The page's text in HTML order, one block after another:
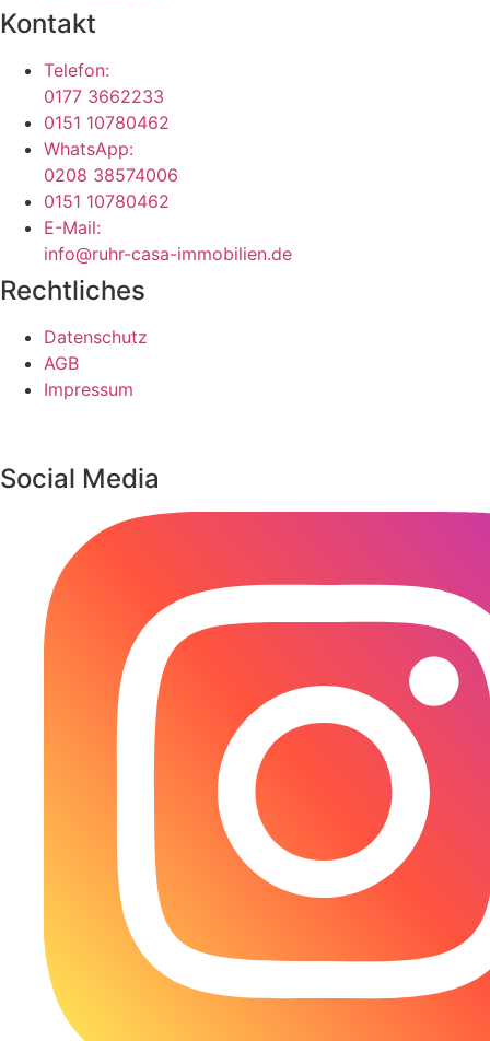
Kontakt
Telefon:
0177 3662233
0151 10780462
WhatsApp:
0208 38574006
0151 10780462
E-Mail:
info@ruhr-casa-immobilien.de
Rechtliches
Datenschutz
AGB
Impressum
Social Media